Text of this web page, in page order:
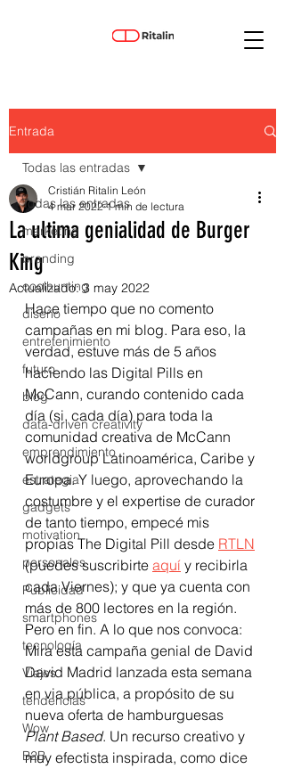
Entrada
Todas las entradas
marketing
branding
coolhunting
diseño
entretenimiento
futuro
blog
data-driven creativity
emprendimiento
estrategia
gadgets
motivation
personales
Publicidad
smartphones
tecnología
Viajes
tendencias
Wow
B2B
Todas las entradas
La ultima genialidad de Burger
King
Cristián Ritalin León
4 mar 2022 1 min de lectura
Actualizado:3 may 2022
Hace tiempo que no comento
campañas en mi blog. Para eso, la
verdad, estuve más de 5 años
haciendo las Digital Pills en
McCann, curando contenido cada
día (si, cada día) para toda la
comunidad creativa de McCann
worldgroup Latinoamérica, Caribe y
Europa. Y luego, aprovechando la
costumbre y el expertise de curador
de tanto tiempo, empecé mis
propias The Digital Pill desde RTLN
(puedes suscribirte aquí y recibirla
cada Viernes); y que ya cuenta con
más de 800 lectores en la región.
Pero en fin. A lo que nos convoca:
Mira esta campaña genial de David
David Madrid lanzada esta semana
en via pública, a propósito de su
nueva oferta de hamburguesas
Plant Based. Un recurso creativo y
muy efectista inspirada, como dice